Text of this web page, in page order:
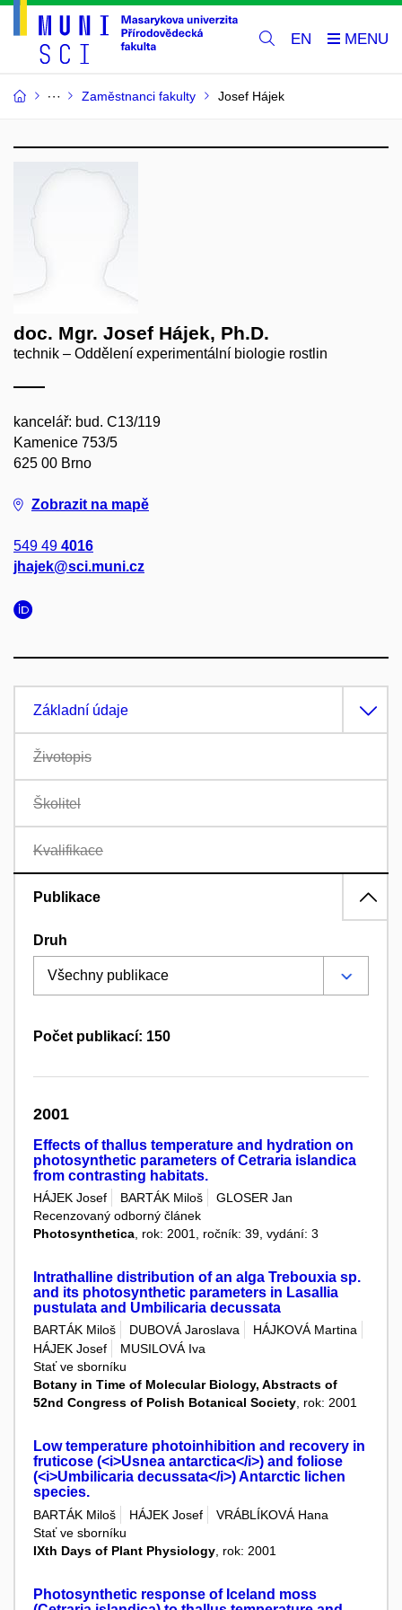
EN
Zaměstnanci fakulty Josef Hájek
doc. Mgr. Josef Hájek, Ph.D.
technik – Oddělení experimentální biologie rostlin
kancelář: bud. C13/119
Kamenice 753/5
625 00 Brno
Zobrazit na mapě
549 49 4016
jhajek@sci.muni.cz
Základní údaje
Životopis
Školitel
Kvalifikace
Publikace
Druh
Počet publikací: 150
2001
Effects of thallus temperature and hydration on
photosynthetic parameters of Cetraria islandica
from contrasting habitats.
HÁJEK Josef BARTÁK Miloš
GLOSER Jan
Recenzovaný odborný článek
Photosynthetica , rok: 2001, ročník: 39, vydání: 3
Intrathalline distribution of an alga Trebouxia sp.
and its photosynthetic parameters in Lasallia
pustulata and Umbilicaria decussata
BARTÁK Miloš DUBOVÁ Jaroslava
HÁJKOVÁ Martina
HÁJEK Josef
MUSILOVÁ Iva
Stať ve sborníku
Botany in Time of Molecular Biology, Abstracts of
52nd Congress of Polish Botanical Society, rok: 2001
Low temperature photoinhibition and recovery in
fruticose (<i>Usnea antarctica</i>) and foliose
(<i>Umbilicaria decussata</i>) Antarctic lichen
species.
BARTÁK Miloš HÁJEK Josef
VRÁBLÍKOVÁ Hana
Stať ve sborníku
IXth Days of Plant Physiology , rok: 2001
Photosynthetic response of Iceland moss